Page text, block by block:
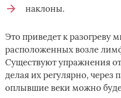
наклоны.
Это приведет к разогреву
расположенных возле
Существуют упражнения
делая их регулярно, через
оплывшие веки можно